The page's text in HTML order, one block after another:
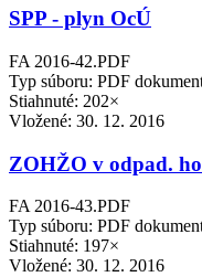
SPP - plyn OcÚ
FA 2016-42.PDF
Typ súboru: PDF
Stiahnuté: 202×
Vložené: 30. 12. 2016
ZOHŽO v odpad.
FA 2016-43.PDF
Typ súboru: PDF
Stiahnuté: 197×
Vložené: 30. 12. 2016